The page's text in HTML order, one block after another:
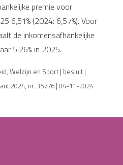
premie voor
6,51% (2024: 6,57%). Voor
de inkomensafhankelijke
5,26% in 2025.
Welzijn en Sport | besluit |
2024, nr. 35776 | 04-11-2024